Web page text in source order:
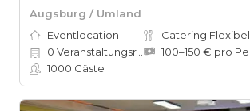
Augsburg / Umland
Eventlocation
Catering Flexibel
0 Veranstaltungsräume
1000 Gäste